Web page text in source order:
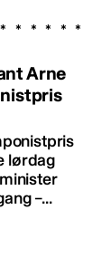
Arne
lørdag
–...